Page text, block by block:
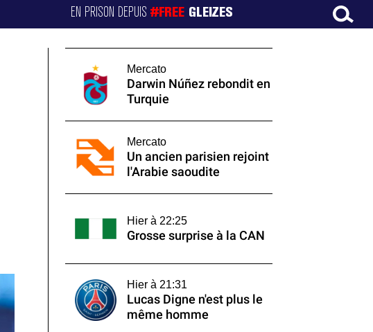
EN PRISON DEPUIS#FREE GLEIZES
Mercato
Darwin Núñez rebondit en
Turquie
Mercato
Un ancien parisien rejoint
l'Arabie saoudite
Hier à 22:25
Grosse surprise à la CAN
Hier à 21:31
Lucas Digne n'est plus le
même homme